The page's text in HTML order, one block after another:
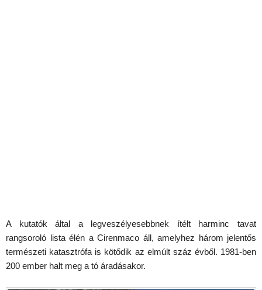
A kutatók által a legveszélyesebbnek ítélt harminc tavat
rangsoroló lista élén a Cirenmaco áll, amelyhez három jelentős
természeti katasztrófa is kötődik az elmúlt száz évből. 1981-ben
200 ember halt meg a tó áradásakor.